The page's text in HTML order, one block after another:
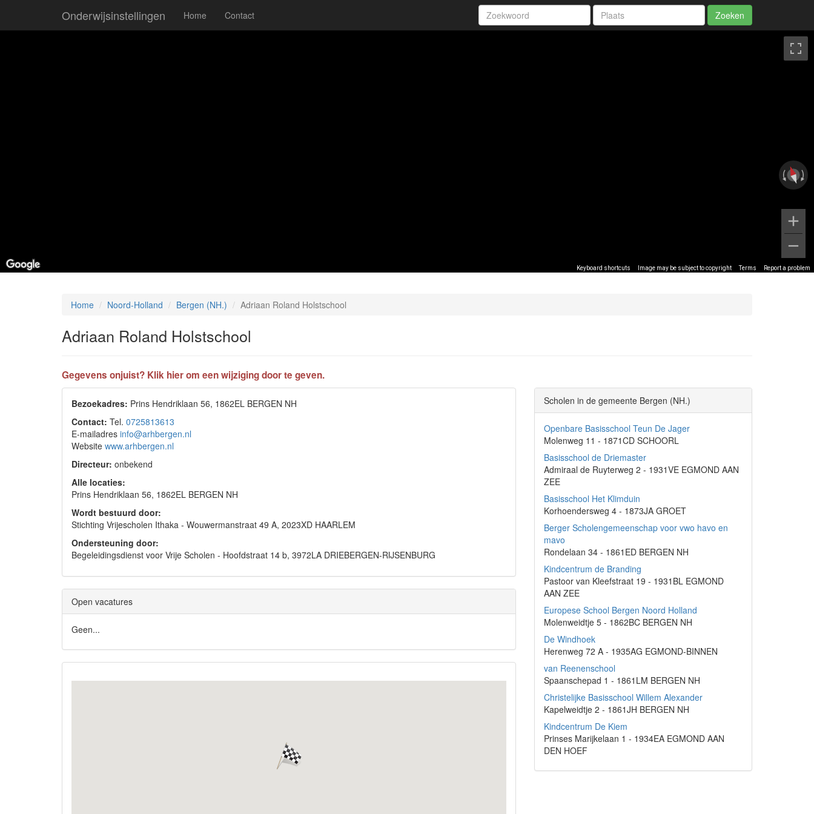
Onderwijsinstellingen Home Contact Zoeken
Keyboard shortcuts Image may be subject to copyright Terms Report a problem
Home Noord-Holland Bergen (NH.) Adriaan Roland Holstschool
Adriaan Roland Holstschool
Gegevens onjuist? Klik hier om een wijziging door te geven.
Bezoekadres: Prins Hendriklaan 56, 1862EL BERGEN NH
Contact: Tel. 0725813613
E-mailadres info@arhbergen.nl
Website www.arhbergen.nl
Directeur: onbekend
Alle locaties:
Prins Hendriklaan 56, 1862EL BERGEN NH
Wordt bestuurd door:
Stichting Vrijescholen Ithaka - Wouwermanstraat 49 A, 2023XD HAARLEM
Ondersteuning door:
Begeleidingsdienst voor Vrije Scholen - Hoofdstraat 14 b, 3972LA DRIEBERGEN-RIJSENBURG
Open vacatures
Geen...
Scholen in de gemeente Bergen (NH.)
Openbare Basisschool Teun De Jager
Molenweg 11 - 1871CD SCHOORL
Basisschool de Driemaster
Admiraal de Ruyterweg 2 - 1931VE EGMOND AAN
ZEE
Basisschool Het Klimduin
Korhoendersweg 4 - 1873JA GROET
Berger Scholengemeenschap voor vwo havo en
mavo
Rondelaan 34 - 1861ED BERGEN NH
Kindcentrum de Branding
Pastoor van Kleefstraat 19 - 1931BL EGMOND
AAN ZEE
Europese School Bergen Noord Holland
Molenweidtje 5 - 1862BC BERGEN NH
De Windhoek
Herenweg 72 A - 1935AG EGMOND-BINNEN
van Reenenschool
Spaanschepad 1 - 1861LM BERGEN NH
Christelijke Basisschool Willem Alexander
Kapelweidtje 2 - 1861JH BERGEN NH
Kindcentrum De Kiem
Prinses Marijkelaan 1 - 1934EA EGMOND AAN
DEN HOEF